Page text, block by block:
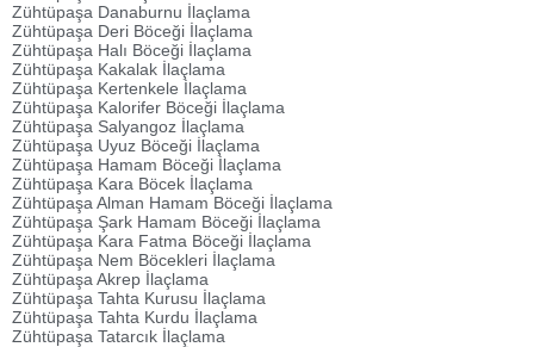
Zühtüpaşa Danaburnu İlaçlama
Zühtüpaşa Deri Böceği İlaçlama
Zühtüpaşa Halı Böceği İlaçlama
Zühtüpaşa Kakalak İlaçlama
Zühtüpaşa Kertenkele İlaçlama
Zühtüpaşa Kalorifer Böceği İlaçlama
Zühtüpaşa Salyangoz İlaçlama
Zühtüpaşa Uyuz Böceği İlaçlama
Zühtüpaşa Hamam Böceği İlaçlama
Zühtüpaşa Kara Böcek İlaçlama
Zühtüpaşa Alman Hamam Böceği İlaçlama
Zühtüpaşa Şark Hamam Böceği İlaçlama
Zühtüpaşa Kara Fatma Böceği İlaçlama
Zühtüpaşa Nem Böcekleri İlaçlama
Zühtüpaşa Akrep İlaçlama
Zühtüpaşa Tahta Kurusu İlaçlama
Zühtüpaşa Tahta Kurdu İlaçlama
Zühtüpaşa Tatarcık İlaçlama